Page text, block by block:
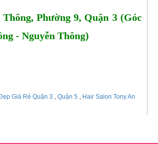
Thông, Phường 9, Quận 3 (Góc
- Nguyễn Thông)
Giá Rẻ Quận 3 , Quận 5 , Hair Salon Tony An